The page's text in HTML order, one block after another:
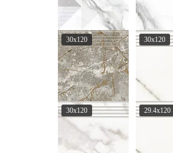
30x120 30x120
30x120 29.4x120